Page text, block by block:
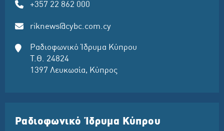
+357 22 862 000
riknews@cybc.com.cy
Ραδιοφωνικό Ίδρυμα Κύπρου
Τ.Θ. 24824
1397 Λευκωσία, Κύπρος
Ραδιοφωνικό Ίδρυμα Κύπρου